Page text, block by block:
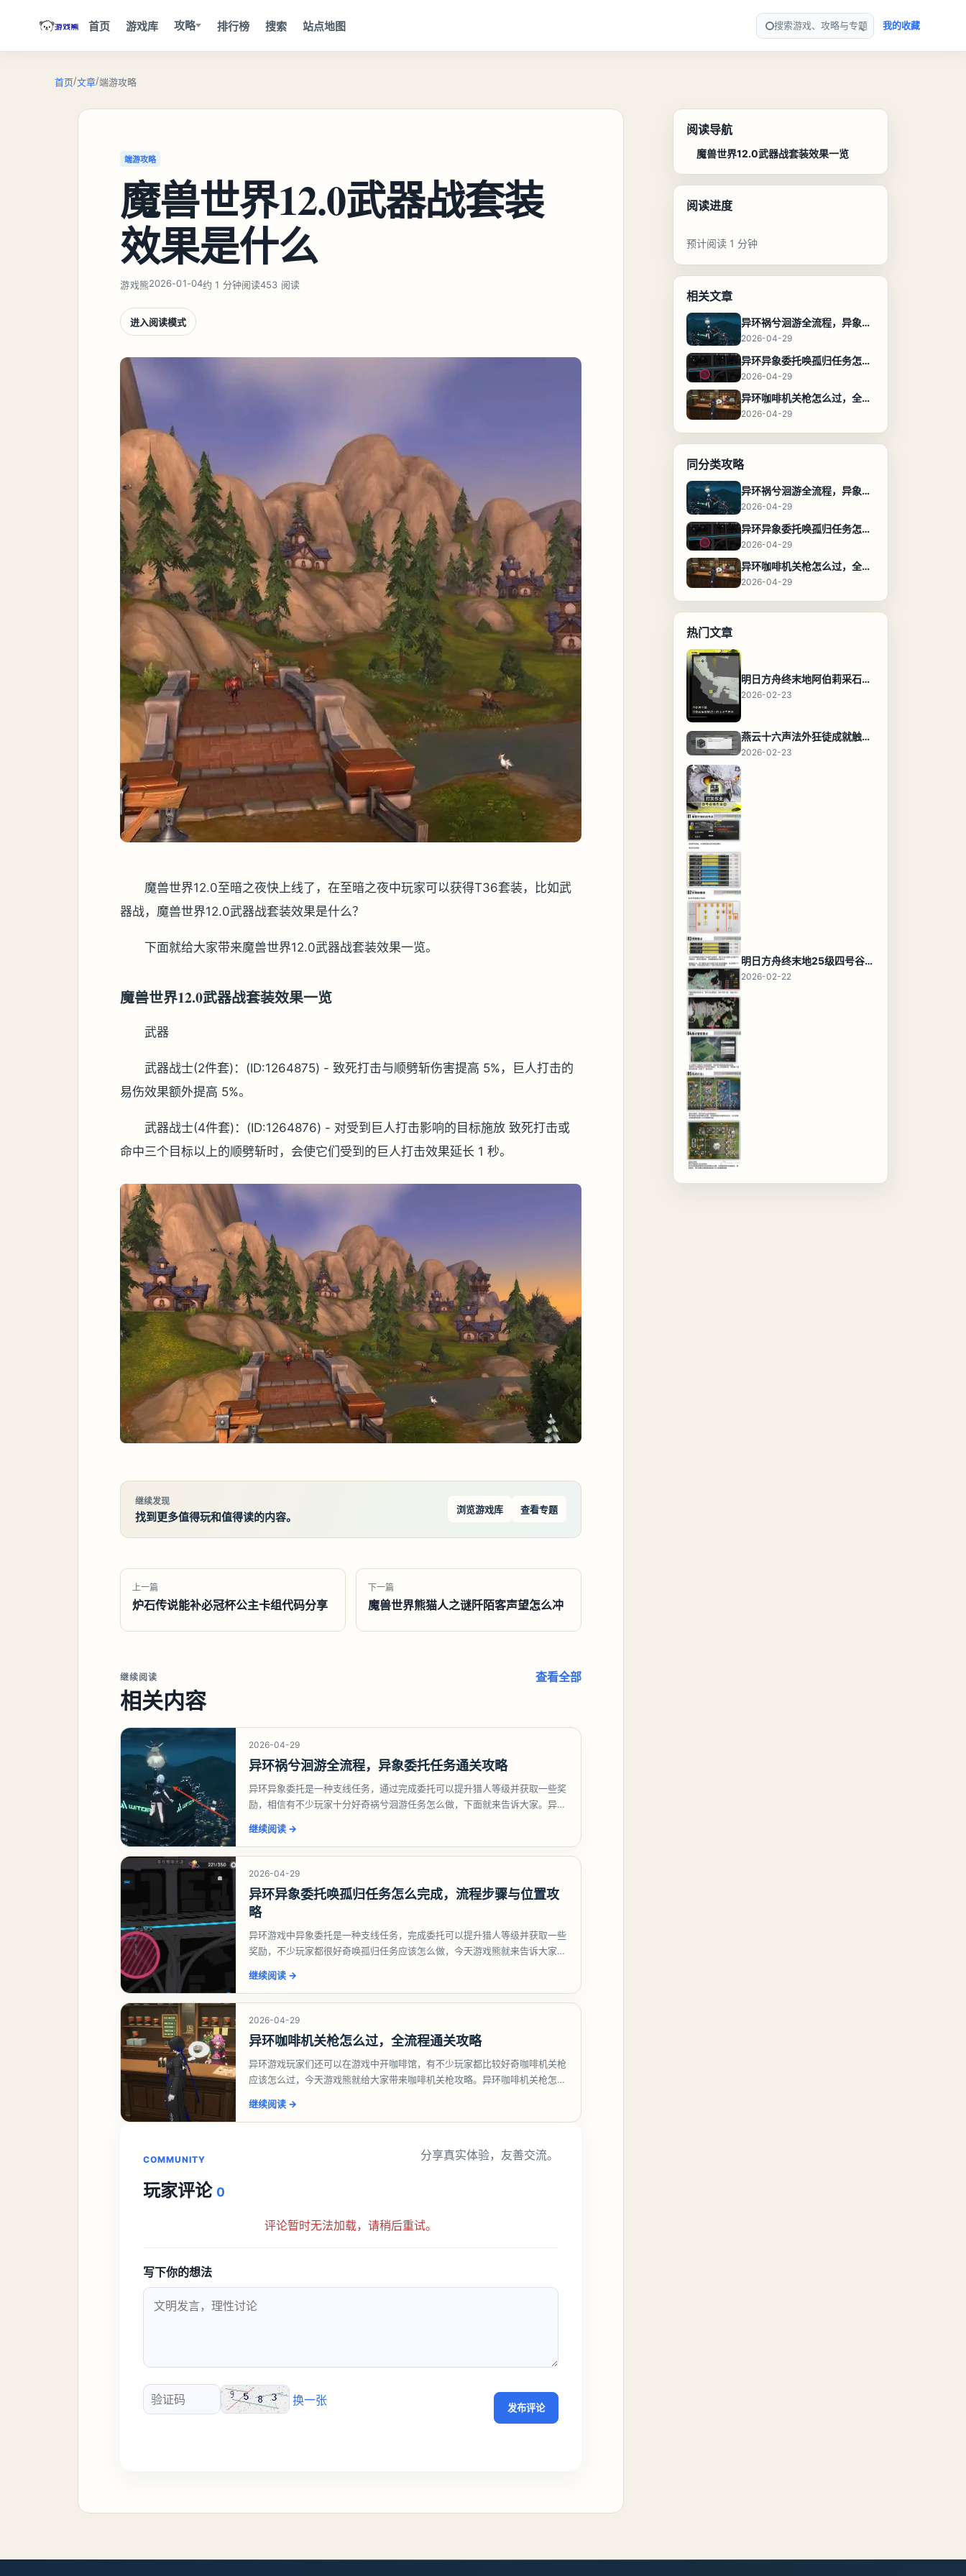
首页 游戏库 攻略 排行榜 搜索 站点地图 搜索游戏、攻略与专题 我的收藏
首页/文章/端游攻略
端游攻略
魔兽世界12.0武器战套装
效果是什么
游戏熊2026-01-04约 1 分钟阅读453 阅读
进入阅读模式
魔兽世界12.0至暗之夜快上线了，在至暗之夜中玩家可以获得T36套装，比如武
器战，魔兽世界12.0武器战套装效果是什么？
下面就给大家带来魔兽世界12.0武器战套装效果一览。
魔兽世界12.0武器战套装效果一览
武器
武器战士(2件套)：(ID:1264875) - 致死打击与顺劈斩伤害提高 5%，巨人打击的
易伤效果额外提高 5%。
武器战士(4件套)：(ID:1264876) - 对受到巨人打击影响的目标施放 致死打击或
命中三个目标以上的顺劈斩时，会使它们受到的巨人打击效果延长 1 秒。
继续发现
找到更多值得玩和值得读的内容。
浏览游戏库 查看专题
上一篇
炉石传说能补必冠杯公主卡组代码分享
下一篇
魔兽世界熊猫人之谜阡陌客声望怎么冲
继续阅读
相关内容
查看全部
2026-04-29
异环祸兮洄游全流程，异象委托任务通关攻略
异环异象委托是一种支线任务，通过完成委托可以提升猎人等级并获取一些奖
励，相信有不少玩家十分好奇祸兮洄游任务怎么做，下面就来告诉大家。异环
继续阅读 →
2026-04-29
异环异象委托唤孤归任务怎么完成，流程步骤与位置攻
略
异环游戏中异象委托是一种支线任务，完成委托可以提升猎人等级并获取一些
奖励，不少玩家都很好奇唤孤归任务应该怎么做，今天游戏熊就来告诉大家。
继续阅读 →
2026-04-29
异环咖啡机关枪怎么过，全流程通关攻略
异环游戏玩家们还可以在游戏中开咖啡馆，有不少玩家都比较好奇咖啡机关枪
应该怎么过，今天游戏熊就给大家带来咖啡机关枪攻略。异环咖啡机关枪怎么
继续阅读 →
COMMUNITY
玩家评论 0
分享真实体验，友善交流。
评论暂时无法加载，请稍后重试。
写下你的想法
验证码
换一张
发布评论
阅读导航
魔兽世界12.0武器战套装效果一览
阅读进度
预计阅读 1 分钟
相关文章
异环祸兮洄游全流程，异象委托任务通关攻略
2026-04-29
异环异象委托唤孤归任务怎么完成，流程步骤与位置攻略
2026-04-29
异环咖啡机关枪怎么过，全流程通关攻略
2026-04-29
同分类攻略
异环祸兮洄游全流程，异象委托任务通关攻略
2026-04-29
异环异象委托唤孤归任务怎么完成，流程步骤与位置攻略
2026-04-29
异环咖啡机关枪怎么过，全流程通关攻略
2026-04-29
热门文章
明日方舟终末地阿伯莉采石场宝箱全收集攻略，全点位分布图与路线
2026-02-23
燕云十六声法外狂徒成就触发条件与通关攻略
2026-02-23
明日方舟终末地25级四号谷地基地蓝图，高效布局规划
2026-02-22